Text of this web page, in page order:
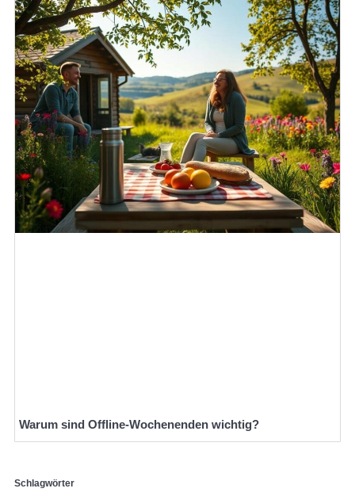
Warum sind Offline-Wochenenden wichtig?
Schlagwörter